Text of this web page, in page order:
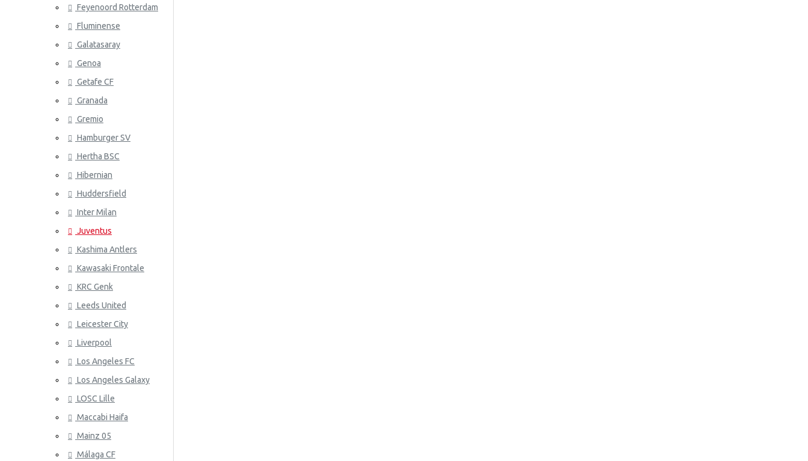
Espanja
Ruotsi
Tunisia
Turkki
Ukraina
Venezuela
Wales
Feyenoord Rotterdam
Fluminense
Galatasaray
Genoa
Getafe CF
Granada
Gremio
Hamburger SV
Hertha BSC
Hibernian
Huddersfield
Inter Milan
Juventus
Kashima Antlers
Kawasaki Frontale
KRC Genk
Leeds United
Leicester City
Liverpool
Los Angeles FC
Los Angeles Galaxy
LOSC Lille
Maccabi Haifa
Mainz 05
Málaga CF